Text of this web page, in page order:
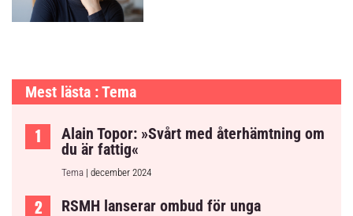
Mest lästa : Tema
Alain Topor: »Svårt med återhämtning om
du är fattig«
Tema | december 2024
RSMH lanserar ombud för unga